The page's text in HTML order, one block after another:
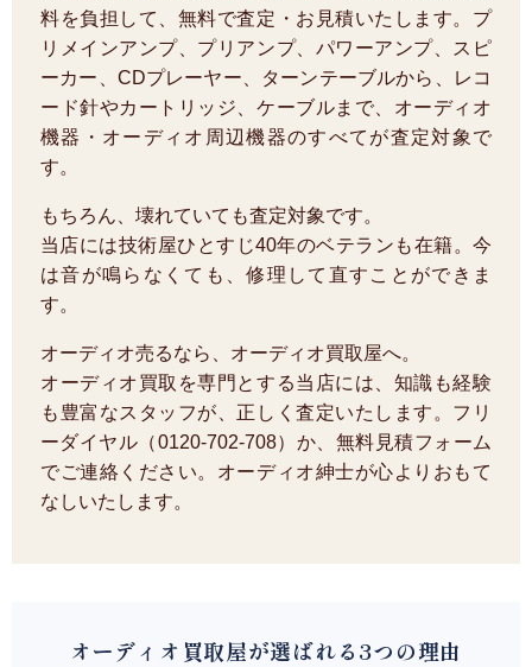
料を負担して、無料で査定・お見積いたします。プ
リメインアンプ、プリアンプ、パワーアンプ、スピ
ーカー、CDプレーヤー、ターンテーブルから、レコ
ード針やカートリッジ、ケーブルまで、オーディオ
機器・オーディオ周辺機器のすべてが査定対象で
す。
もちろん、壊れていても査定対象です。
当店には技術屋ひとすじ40年のベテランも在籍。今
は音が鳴らなくても、修理して直すことができま
す。
オーディオ売るなら、オーディオ買取屋へ。
オーディオ買取を専門とする当店には、知識も経験
も豊富なスタッフが、正しく査定いたします。フリ
ーダイヤル（0120-702-708）か、無料見積フォーム
でご連絡ください。オーディオ紳士が心よりおもて
なしいたします。
オーディオ買取屋が選ばれる3つの理由